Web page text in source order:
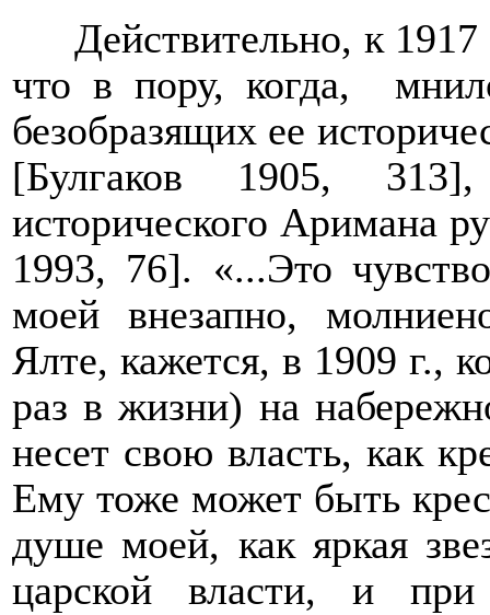
Действительно, к
что в пору, когда,
безобразящих ее
[Булгаков 1905,
исторического Аримана
1993, 76]. «...Это
моей внезапно,
Ялте, кажется, в 1909 г.,
раз в жизни) на
несет свою власть, как
Ему тоже может быть
душе моей, как яркая
царской власти, и